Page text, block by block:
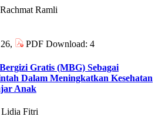
Ramli
PDF Download: 4
Gratis (MBG) Sebagai
Dalam Meningkatkan Kesehatan
Anak
Lidia Fitri